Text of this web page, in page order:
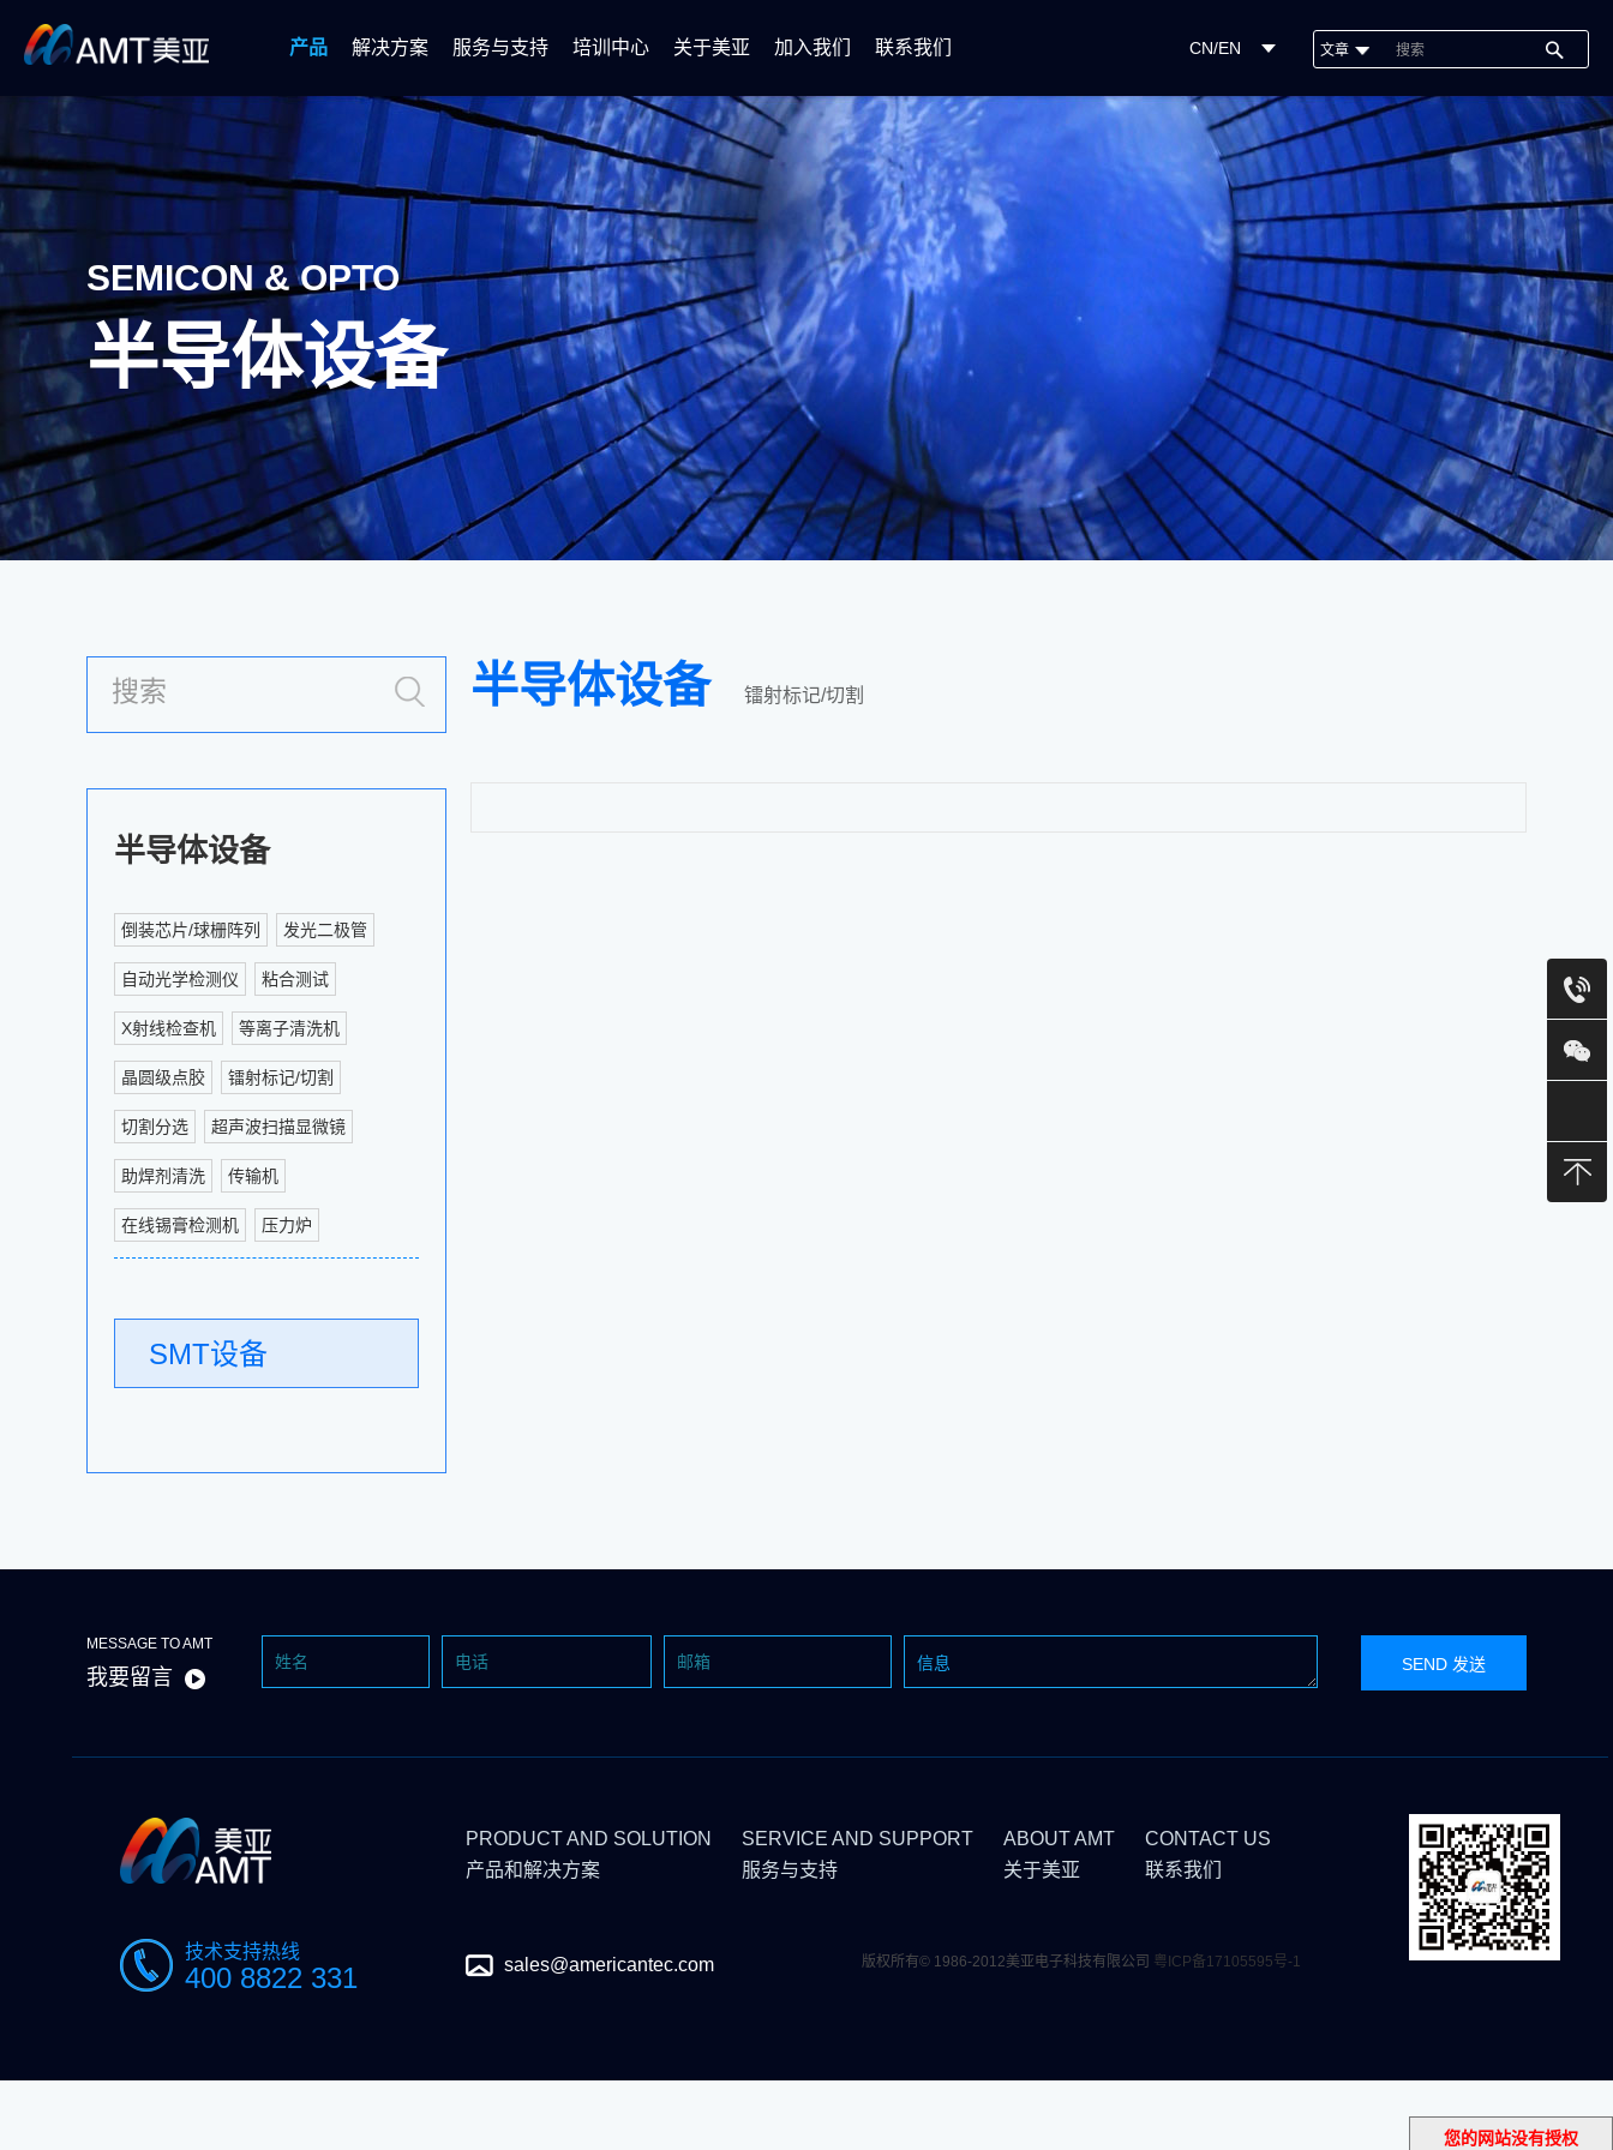
产品
半导体设备
解决方案
软件解决方案 自动化解决方案
服务与支持 培训中心
技能培训 证书查询
关于美亚
公司简介 新闻动态
加入我们 联系我们 文章
CN/EN
SEMICON & OPTO
半导体设备
半导体设备
倒装芯片/球栅阵列 发光二极管
自动光学检测仪 粘合测试
X射线检查机 等离子清洗机
晶圆级点胶 镭射标记/切割
切割分选 超声波扫描显微镜
助焊剂清洗 传输机
在线锡膏检测机 压力炉
SMT设备
半导体设备 镭射标记/切割
MESSAGE TO AMT
我要留言
技术支持热线
400 8822 331
PRODUCT AND SOLUTION
产品和解决方案
SERVICE AND SUPPORT
服务与支持
ABOUT AMT
关于美亚
CONTACT US
联系我们
sales@americantec.com 版权所有© 1986-2012美亚电子科技有限公司 粤ICP备17105595号-1
您的网站没有授权